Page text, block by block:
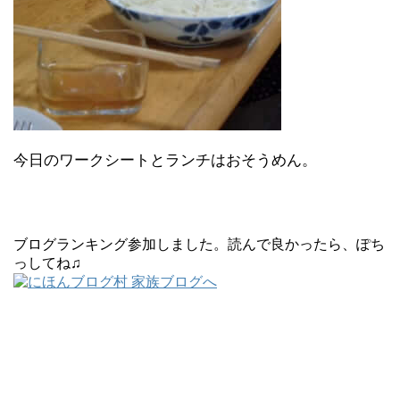
今日のワークシートとランチはおそうめん。
ブログランキング参加しました。読んで良かったら、ぽち
っしてね♫